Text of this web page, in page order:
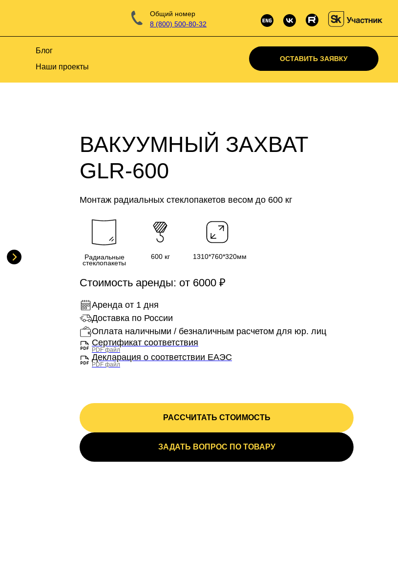
Общий номер
8 (800) 500-80-32
ОСТАВИТЬ ЗАЯВКУ
Наши проекты
Блог
Монтаж радиальных стеклопакетов весом до 600 кг
Стоимость аренды: от 6000 ₽
1310*760*320мм
Радиальные
стеклопакеты
600 кг
ВАКУУМНЫЙ ЗАХВАТ
GLR-600
Аренда от 1 дня
Доставка по России
Оплата наличными / безналичным расчетом для юр. лиц
Сертификат соответствия
PDF файл
Декларация о соответствии ЕАЭС
PDF файл
РАССЧИТАТЬ СТОИМОСТЬ
ЗАДАТЬ ВОПРОС ПО ТОВАРУ